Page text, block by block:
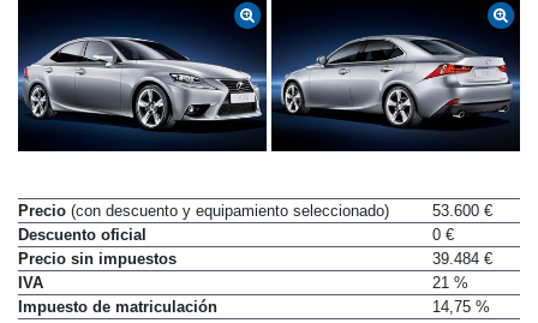
Precio (con descuento y equipamiento seleccionado)
53.600 €
Descuento oficial
0 €
Precio sin impuestos
39.484 €
IVA
21 %
Impuesto de matriculación
14,75 %